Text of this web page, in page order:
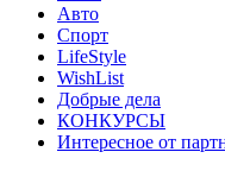
Авто
Спорт
LifeStyle
WishList
Добрые дела
КОНКУРСЫ
Интересное от